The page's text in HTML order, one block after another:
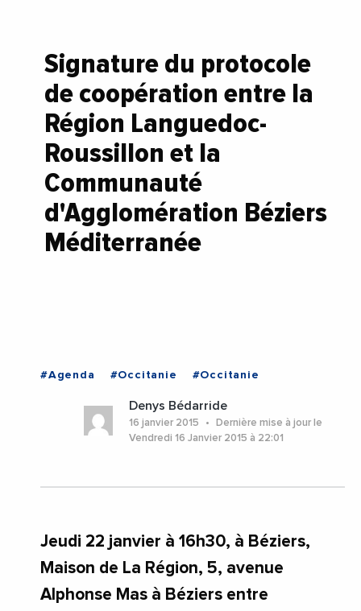
Signature du protocole
de coopération entre la
Région Languedoc-
Roussillon et la
Communauté
d'Agglomération Béziers
Méditerranée
#Agenda #Occitanie #Occitanie
Denys Bédarride
16 janvier 2015
Dernière mise à jour le
Vendredi 16 Janvier 2015 à 22:01
Jeudi 22 janvier à 16h30, à Béziers,
Maison de La Région, 5, avenue
Alphonse Mas à Béziers entre